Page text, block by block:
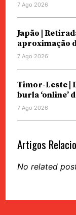
7 Ago 2026
Japão |
aproximação
7 Ago 2026
Timor-Leste |
burla ‘online’
7 Ago 2026
Artigos
No related